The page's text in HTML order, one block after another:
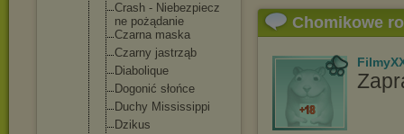
Crash - Niebezpiecz
ne pożądanie
Czarna maska
Czarny jastrząb
Diabolique
Dogonić słońce
Duchy Mississippi
Dzikus
Chomikowe